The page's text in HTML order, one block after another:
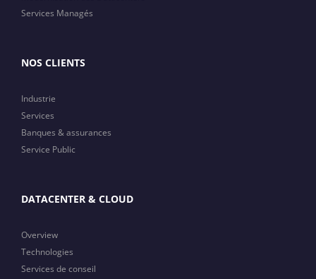
Services Managés
NOS CLIENTS
Industrie
Services
Banques & assurances
Service Public
DATACENTER & CLOUD
Overview
Technologies
Services de conseil